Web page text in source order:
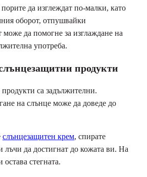
да изглеждат по-малки, като
оборот, отпушвайки
може да помогне за изглаждане на
употреба.
продукти
са задължителни.
на слънце може да доведе до
слънцезащитен крем, спирате
лъчи да достигнат до кожата ви. На
стегната.